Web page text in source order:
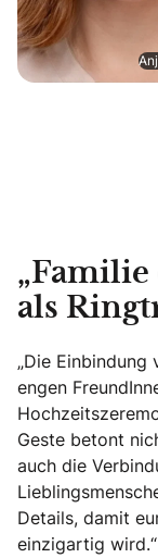
als
„Die
engen
Geste betont
auch die
Details, damit
einzigartig wird.“